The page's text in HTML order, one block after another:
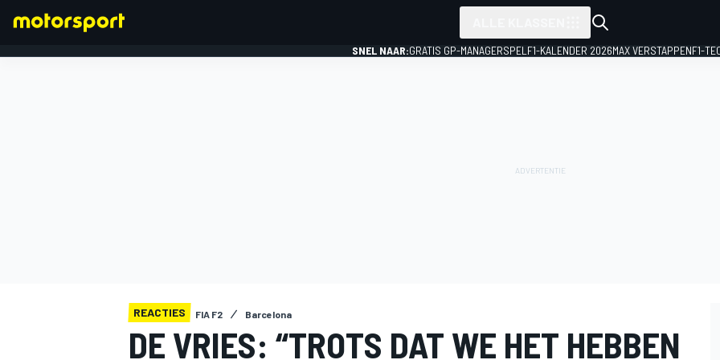
SNEL NAAR:GRATIS GP-MANAGERSPEL F1-KALENDER 2026MAX VERSTAPPENF1-
REACTIES FIA F2 Barcelona
DE VRIES: “TROTS DAT WE HET HEBBEN